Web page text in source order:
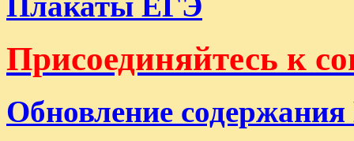
Присоединяйтесь к
Обновление